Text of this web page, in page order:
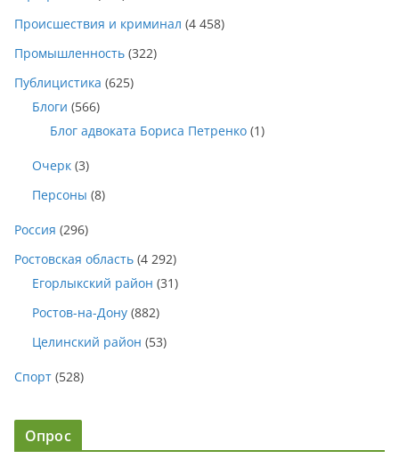
Происшествия и криминал (4 458)
Промышленность (322)
Публицистика (625)
Блоги (566)
Блог адвоката Бориса Петренко (1)
Очерк (3)
Персоны (8)
Россия (296)
Ростовская область (4 292)
Егорлыкский район (31)
Ростов-на-Дону (882)
Целинский район (53)
Спорт (528)
Опрос